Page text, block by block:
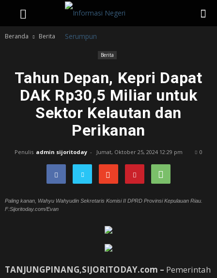
Beranda Berita
Berita
Tahun Depan, Kepri Dapat
DAK Rp30,5 Miliar untuk
Sektor Kelautan dan
Perikanan
Penulis admin sijoritoday - Jumat, Oktober 25, 2024 12:29 pm 0
Paling kanan, Wahyu Wahyudin Sekretaris Komisi II DPRD Provinsi Kepulauan Riau.
F:Sijoritoday.com/Evan
TANJUNGPINANG,SIJORITODAY.com – Pemerintah